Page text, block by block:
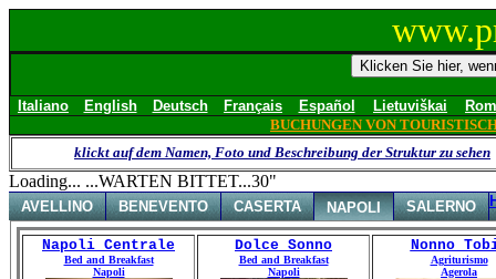
Italiano English Deutsch Français Español Lietuviškai
BUCHUNGEN VON
klickt auf dem Namen, Foto und Beschreibung der Struktur zu sehen
Loading... ...WARTEN BITTET...30"
AVELLINO BENEVENTO CASERTA NAPOLI SALERNO
Napoli Centrale
Bed and Breakfast
Napoli
Dolce Sonno
Bed and Breakfast
Napoli
Nonno
Agriturismo
Agerola